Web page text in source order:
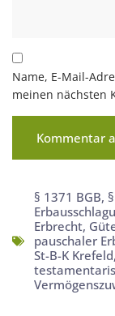
Name, E-Mail-
meinen nächsten
§ 1371 BGB,
Erbrecht,
pauschaler
St-B-K Krefeld,